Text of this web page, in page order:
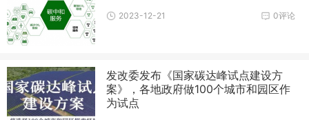
0评论
2023-12-21
发改委发布《国家碳达峰试点建设方
案》，各地政府做100个城市和园区作
为试点